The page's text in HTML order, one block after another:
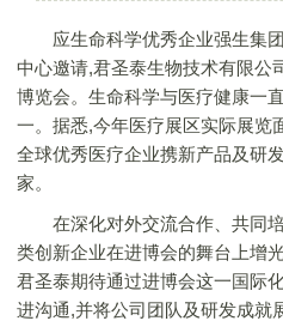
应生命科学优秀企业强生集团
中心邀请,君圣泰生物技术有限公
博览会。生命科学与医疗健康一
一。据悉,今年医疗展区实际展览
全球优秀医疗企业携新产品及研
家。
在深化对外交流合作、共同培
类创新企业在进博会的舞台上增
君圣泰期待通过进博会这一国际
进沟通,并将公司团队及研发成就